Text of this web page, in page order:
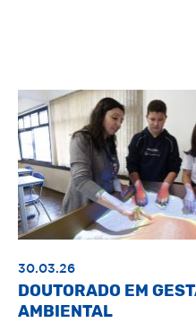
30.03.26
DOUTORADO EM
AMBIENTAL